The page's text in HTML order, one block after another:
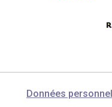
Données